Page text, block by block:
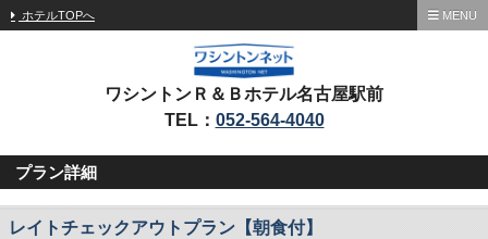
ホテルTOPへ MENU
ワシントンＲ＆Ｂホテル名古屋駅前
TEL： 052-564-4040
プラン詳細
レイトチェックアウトプラン【朝食付】